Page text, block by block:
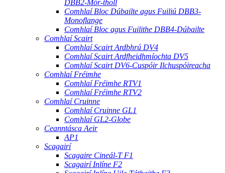
DBB2-Mór-tholl
Comhlaí Bloc Dúbailte agus Fuiliú DBB3-
Monoflange
Comhlaí Bloc agus Fuilithe DBB4-Dúbailte
Comhlaí Scairt
Comhlaí Scairt Ardbhrú DV4
Comhlaí Scairt Ardfheidhmíochta DV5
Comhlaí Scairt DV6-Cuspóir Ilchuspóireacha
Comhlaí Fréimhe
Comhlaí Fréimhe RTV1
Comhlaí Fréimhe RTV2
Comhlaí Cruinne
Comhlaí Cruinne GL1
Comhlaí GL2-Globe
Ceanntásca Aeir
AP1
Scagairí
Scagaire Cineál-T F1
Scagairí Inlíne F2